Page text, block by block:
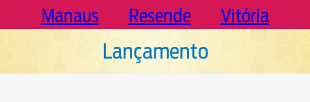
Manaus
Resende Vitória
Lançamento